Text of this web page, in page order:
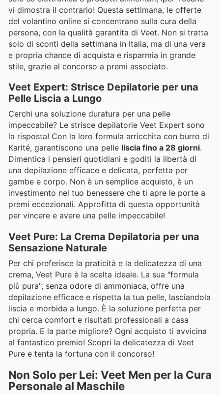
vi dimostra il contrario! Questa settimana, le offerte
del volantino online si concentrano sulla cura della
persona, con la qualità garantita di Veet. Non si tratta
solo di sconti della settimana in Italia, ma di una vera
e propria chance di acquista e risparmia in grande
stile, grazie al concorso a premi associato.
Veet Expert: Strisce Depilatorie per una
Pelle Liscia a Lungo
Cerchi una soluzione duratura per una pelle
impeccabile? Le strisce depilatorie Veet Expert sono
la risposta! Con la loro formula arricchita con burro di
Karité, garantiscono una pelle liscia fino a 28 giorni.
Dimentica i pensieri quotidiani e goditi la libertà di
una depilazione efficace e delicata, perfetta per
gambe e corpo. Non è un semplice acquisto, è un
investimento nel tuo benessere che ti apre le porte a
premi eccezionali. Approfitta di questa opportunità
per vincere e avere una pelle impeccabile!
Veet Pure: La Crema Depilatoria per una
Sensazione Naturale
Per chi preferisce la praticità e la delicatezza di una
crema, Veet Pure è la scelta ideale. La sua "formula
più pura", senza odore di ammoniaca, offre una
depilazione efficace e rispetta la tua pelle, lasciandola
liscia e morbida a lungo. È la soluzione perfetta per
chi cerca comfort e risultati professionali a casa
propria. E la parte migliore? Ogni acquisto ti avvicina
al fantastico premio! Scopri la delicatezza di Veet
Pure e tenta la fortuna con il concorso!
Non Solo per Lei: Veet Men per la Cura
Personale al Maschile